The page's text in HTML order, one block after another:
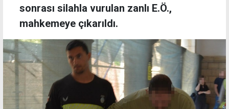
sonrası silahla vurulan zanlı E.Ö.,
mahkemeye çıkarıldı.